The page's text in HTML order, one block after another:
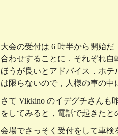
大会の受付は 6 時半から開始
合わせすることに．それぞれ
ほうが良いとアドバイス．ホ
は限らないので，人様の車の中
さて Vikkino のイデグチさんも
をしてみると，電話で起きた
会場でさっそく受付をして車検